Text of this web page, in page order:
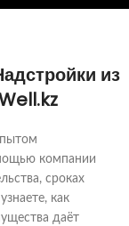
из
компании
сроках
как
даёт